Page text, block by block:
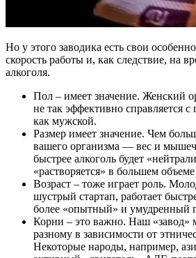
Но у этого заводика есть свои
скорость работы и, как следствие, на
алкоголя.
Пол – имеет значение. Женский
не так эффективно справляется с
как мужской.
Размер имеет значение. Чем
вашего организма — вес и
быстрее алкоголь будет
«растворяется» в большем
Возраст – тоже играет роль.
шустрый стартап, работает
более «опытный» и умудренный
Корни – это важно. Наш «завод»
разному в зависимости от
Некоторые народы, например,